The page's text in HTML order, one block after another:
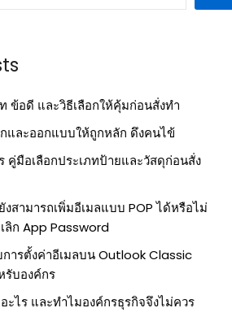
ข้อดี และวิธีเลือกให้คุ้มก่อนสั่งทำ
และออกแบบให้ถูกหลัก ดึงคนไข้
คู่มือเลือกประเภทป้ายและวัสดุก่อนสั่ง
สามารถเพิ่มอีเมลแบบ POP ได้หรือไม่
ลิก App Password
ารตั้งค่าอีเมลบน Outlook Classic
รับองค์กร
ะไร และทำไมองค์กรธุรกิจจึงไม่ควร